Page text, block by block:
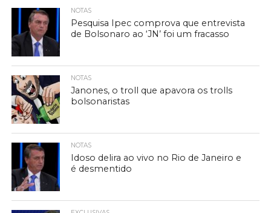
NOTAS
Pesquisa Ipec comprova que entrevista
de Bolsonaro ao ‘JN’ foi um fracasso
NOTAS
Janones, o troll que apavora os trolls
bolsonaristas
NOTAS
Idoso delira ao vivo no Rio de Janeiro e
é desmentido